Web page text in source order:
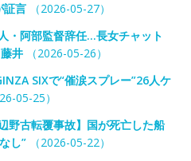
証言（2026-05-27）
・阿部監督辞任…長女チャット
井（2026-05-26）
SIXで“催涙スプレー”26人ケ
05-25）
野古転覆事故】国が死亡した船
し”（2026-05-22）